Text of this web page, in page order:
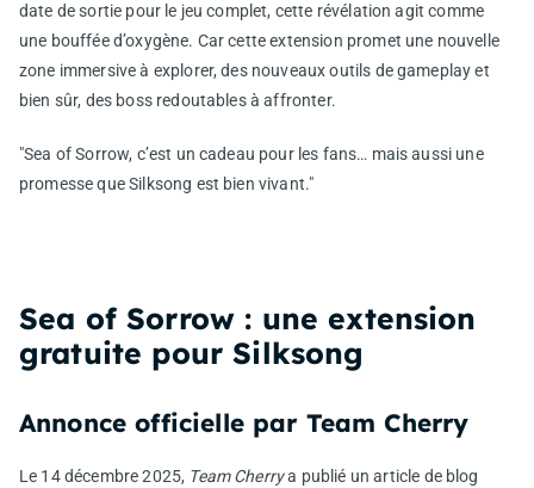
date de sortie pour le jeu complet, cette révélation agit comme
une bouffée d’oxygène. Car cette extension promet une nouvelle
zone immersive à explorer, des nouveaux outils de gameplay et
bien sûr, des boss redoutables à affronter.
"Sea of Sorrow, c’est un cadeau pour les fans… mais aussi une
promesse que Silksong est bien vivant."
Sea of Sorrow : une extension
gratuite pour Silksong
Annonce officielle par Team Cherry
Le 14 décembre 2025, Team Cherrya publié un article de blog